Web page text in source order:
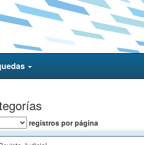
registros por página